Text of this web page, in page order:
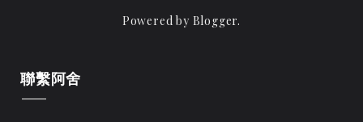
Powered by Blogger.
聯繫阿舍